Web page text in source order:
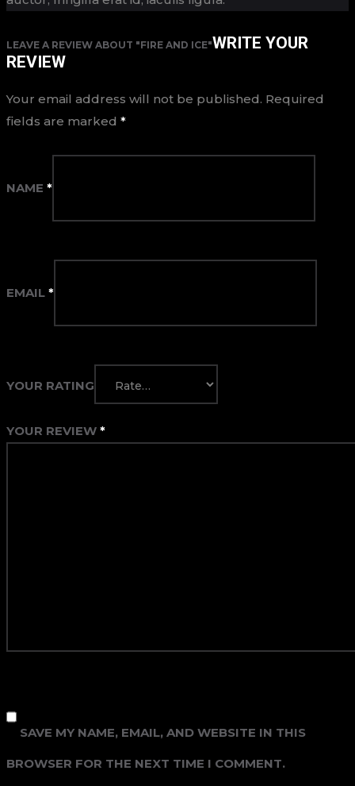
LEAVE A REVIEW ABOUT "FIRE AND ICE"WRITE YOUR
REVIEW
Your email address will not be published. Required
fields are marked *
NAME *
EMAIL *
YOUR RATING
YOUR REVIEW *
SAVE MY NAME, EMAIL, AND WEBSITE IN THIS
BROWSER FOR THE NEXT TIME I COMMENT.